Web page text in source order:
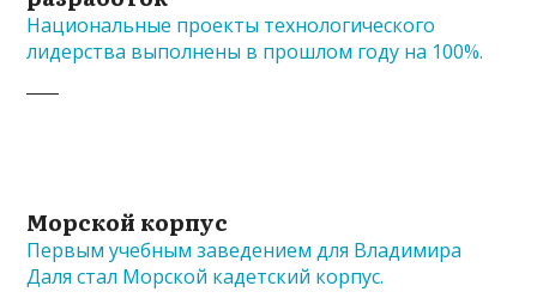
Национальные проекты технологического
лидерства выполнены в прошлом году на 100%.
Морской корпус
Первым учебным заведением для Владимира
Даля стал Морской кадетский корпус.